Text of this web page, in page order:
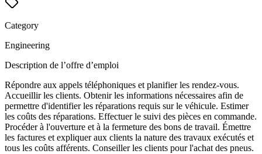
Category
Engineering
Description de l’offre d’emploi
Répondre aux appels téléphoniques et planifier les rendez-vous.
Accueillir les clients. Obtenir les informations nécessaires afin de
permettre d'identifier les réparations requis sur le véhicule. Estimer
les coûts des réparations. Effectuer le suivi des pièces en commande.
Procéder à l'ouverture et à la fermeture des bons de travail. Émettre
les factures et expliquer aux clients la nature des travaux exécutés et
tous les coûts afférents. Conseiller les clients pour l'achat des pneus.